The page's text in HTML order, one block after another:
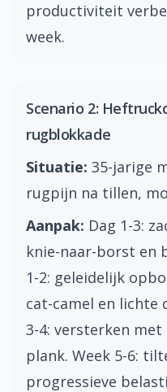
productiviteit
week.
Scenario 2:
rugblokkade
Situatie: 35-jarige
rugpijn na tillen,
Aanpak: Dag 1-3:
knie-naar-borst en
1-2: geleidelijk
cat-camel en lichte
3-4: versterken
plank. Week 5-6:
progressieve